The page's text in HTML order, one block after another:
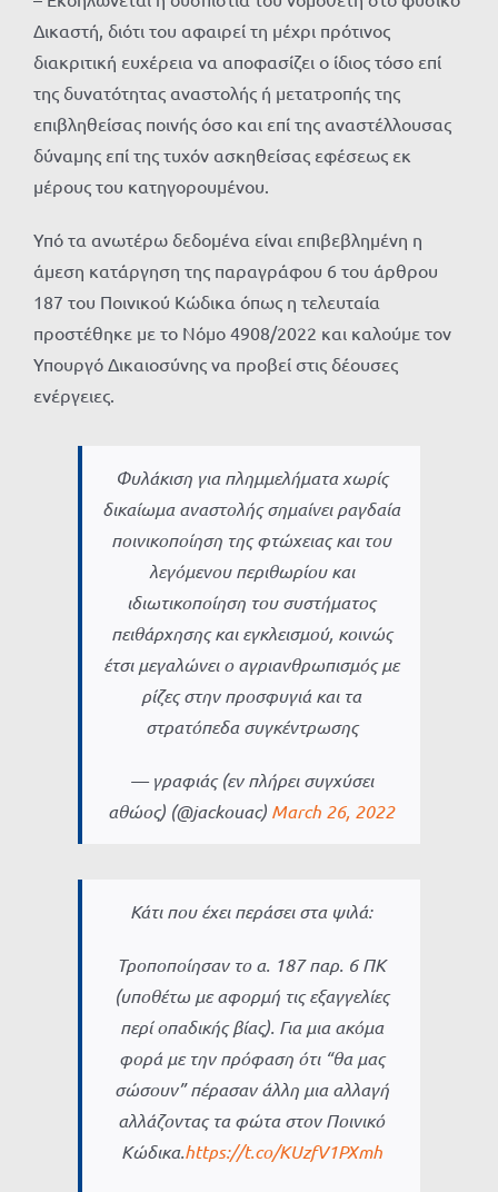
Δικαστή, διότι του αφαιρεί τη μέχρι πρότινος
διακριτική ευχέρεια να αποφασίζει ο ίδιος τόσο επί
της δυνατότητας αναστολής ή μετατροπής της
επιβληθείσας ποινής όσο και επί της αναστέλλουσας
δύναμης επί της τυχόν ασκηθείσας εφέσεως εκ
μέρους του κατηγορουμένου.
Υπό τα ανωτέρω δεδομένα είναι επιβεβλημένη η
άμεση κατάργηση της παραγράφου 6 του άρθρου
187 του Ποινικού Κώδικα όπως η τελευταία
προστέθηκε με το Νόμο 4908/2022 και καλούμε τον
Υπουργό Δικαιοσύνης να προβεί στις δέουσες
ενέργειες.
Φυλάκιση για πλημμελήματα χωρίς
δικαίωμα αναστολής σημαίνει ραγδαία
ποινικοποίηση της φτώχειας και του
λεγόμενου περιθωρίου και
ιδιωτικοποίηση του συστήματος
πειθάρχησης και εγκλεισμού, κοινώς
έτσι μεγαλώνει ο αγριανθρωπισμός με
ρίζες στην προσφυγιά και τα
στρατόπεδα συγκέντρωσης
— γραφιάς (εν πλήρει συγχύσει
αθώος) (@jackouac) March 26, 2022
Κάτι που έχει περάσει στα ψιλά:
Τροποποίησαν το α. 187 παρ. 6 ΠΚ
(υποθέτω με αφορμή τις εξαγγελίες
περί οπαδικής βίας). Για μια ακόμα
φορά με την πρόφαση ότι “θα μας
σώσουν” πέρασαν άλλη μια αλλαγή
αλλάζοντας τα φώτα στον Ποινικό
Κώδικα.https://t.co/KUzfV1PXmh